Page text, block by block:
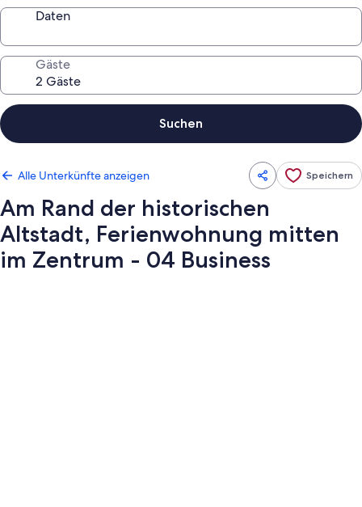
Daten
Gäste
Suchen
Alle Unterkünfte anzeigen Speichern
Am Rand der historischen
Altstadt, Ferienwohnung mitten
im Zentrum - 04 Business